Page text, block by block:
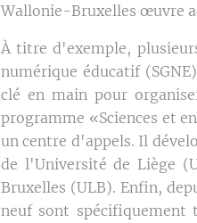
Wallonie-Bruxelles œuvre
À titre d'exemple,
numérique éducatif
clé en main pour
programme «Sciences et
un centre d'appels. Il
de l'Université de Liège
Bruxelles (ULB). Enfin,
neuf sont spécifiquement